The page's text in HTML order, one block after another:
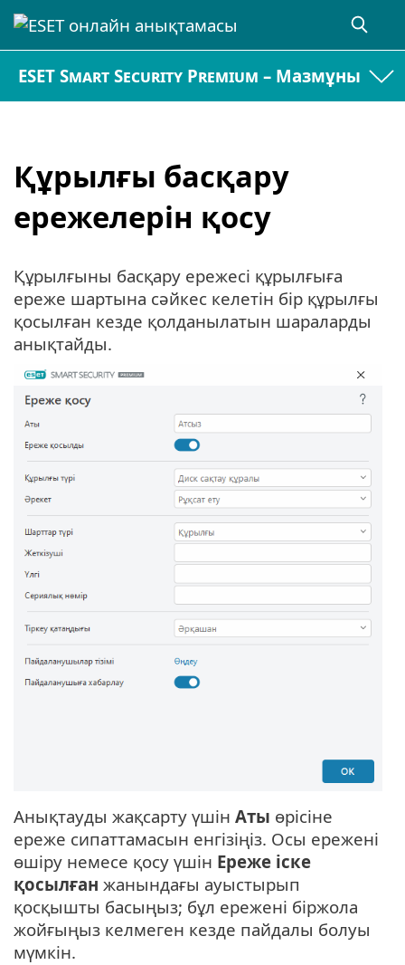
ESET Smart Security Premium – Мазмұны
Құрылғы басқару
ережелерін қосу
Құрылғыны басқару ережесі құрылғыға
ереже шартына сәйкес келетін бір құрылғы
қосылған кезде қолданылатын шараларды
анықтайды.
Анықтауды жақсарту үшін Аты өрісіне
ереже сипаттамасын енгізіңіз. Осы ережені
өшіру немесе қосу үшін Ереже іске
қосылған жанындағы ауыстырып
қосқышты басыңыз; бұл ережені біржола
жойғыңыз келмеген кезде пайдалы болуы
мүмкін.